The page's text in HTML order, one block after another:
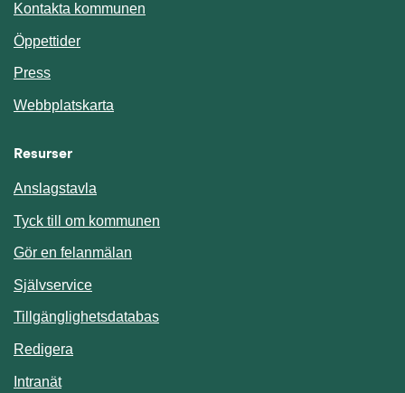
Kontakta kommunen
Öppettider
Press
Webbplatskarta
Resurser
Anslagstavla
Tyck till om kommunen
Gör en felanmälan
SjälvserviceLänk till annan webbplats.
TillgänglighetsdatabasLänk till annan webbplats.
Redigera
IntranätLänk till annan webbplats.